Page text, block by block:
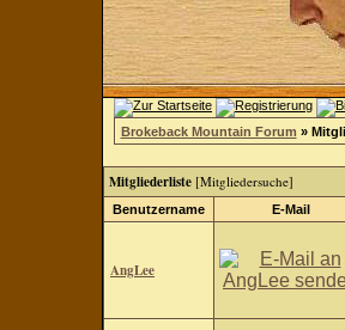
Brokeback Mountain Forum »
Mitgliederliste [Mitgliedersuche]
Benutzername E-Mail
AngLee